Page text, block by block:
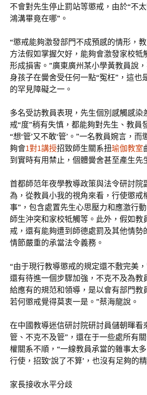
不會對先生停止罰站等懲戒，由於“不
鴻溝畢竟在哪”。
“懲戒能夠激發部門不成預感的情形，
方法假如掌握欠好，能夠會激發家校牴
形成損害。”廣東廣州某小學黃教員說
身孩子在黌舍受任何一點“冤枉”，這也
的罕見障礙之一。
多名受訪教員表現，先生個別感觸感染
戒“度”稍有失慎，都能夠對先生、教員
“想‘管’又不敢‘管’。”一名教員婉言，
夠會1對1講授招致師生關系扭瑜伽教室
到實時有用禁止，個體黌舍甚至產生先
首都師范年夜學教導政策與法令研討院
為，從教員小我的視角來看，行使懲戒
事”，包含處置先生心思壓力和應激行
師生沖突和家校牴觸等。此外，假如教
戒，還有能夠遭到師德處罰及其他情勢
情節嚴重的承當法令義務。
“由于現行教導懲戒的規定還不敷完美
還有待進一個步驟加強，不克不及為教
給應有的規范和領導，是以會有部門教
若何懲戒覺得莫衷一是。”蔡海龍說。
在中國教導迷信研討院研討員儲朝暉看
管、不克不及管”，還在于一些處所有
權關系不順，“一線教員承當的雜事太
行使，招致‘說了不算’，也沒有足夠的精
家長接收水平分歧